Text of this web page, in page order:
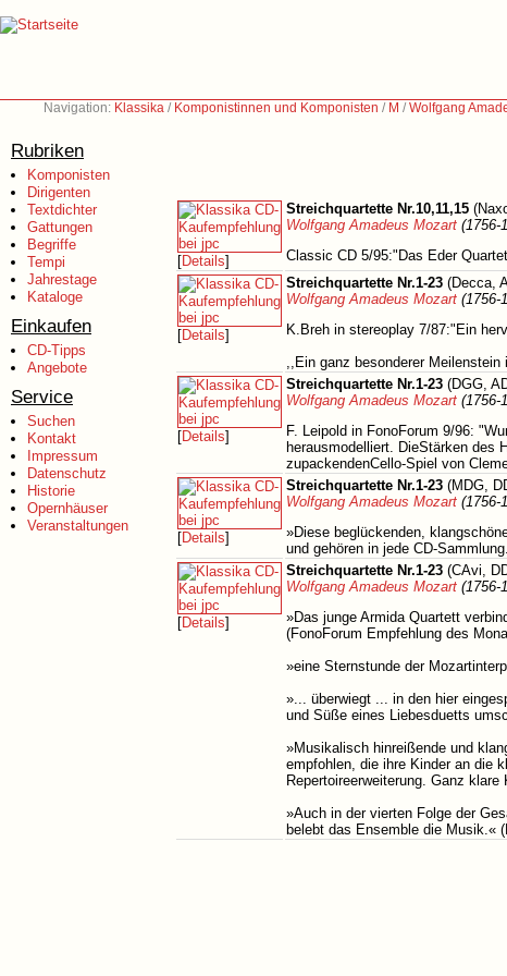
Navigation: Klassika / Komponistinnen und Komponisten / M /Wolfgang
Rubriken
Komponisten
Dirigenten
Textdichter
Gattungen
Begriffe
Tempi
Jahrestage
Kataloge
Einkaufen
CD-Tipps
Angebote
Service
Suchen
Kontakt
Impressum
Datenschutz
Historie
Opernhäuser
Veranstaltungen
[Details]
Streichquartette Nr.10,11,15
Wolfgang Amadeus Mozart (1756-
Classic CD 5/95:"Das Eder
[Details]
Streichquartette Nr.1-23 (Decca,
Wolfgang Amadeus Mozart (1756-
K.Breh in stereoplay 7/87:"Ein
,,Ein ganz besonderer
[Details]
Streichquartette Nr.1-23 (DGG,
Wolfgang Amadeus Mozart (1756-
F. Leipold in FonoForum 9/96:
herausmodelliert. DieStärken des
zupackendenCello-Spiel von
[Details]
Streichquartette Nr.1-23 (MDG,
Wolfgang Amadeus Mozart (1756-
»Diese beglückenden,
und gehören in jede CD-
[Details]
Streichquartette Nr.1-23 (CAvi,
Wolfgang Amadeus Mozart (1756-
»Das junge Armida Quartett
(FonoForum Empfehlung des
»eine Sternstunde der
».​.​.​ überwiegt .​.​.​ in den hier
und Süße eines Liebesduetts
»Musikalisch hinreißende und
empfohlen, die ihre Kinder an die
Repertoireerweiterung.​ Ganz
»Auch in der vierten Folge der
belebt das Ensemble die Musik.​«